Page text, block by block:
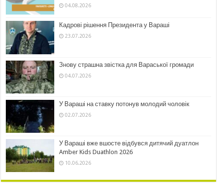
04.08.2026
Кадрові рішення Президента у Вараші
23.07.2026
Знову страшна звістка для Вараської громади
04.07.2026
У Вараші на ставку потонув молодий чоловік
02.07.2026
У Вараші вже вшосте відбувся дитячий дуатлон
Amber Kids Duathlon 2026
10.06.2026